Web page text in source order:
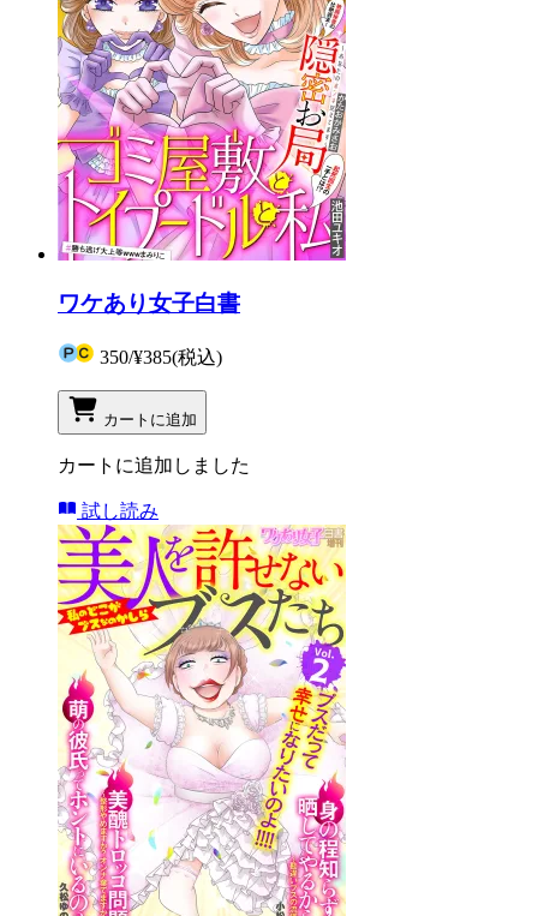
ワケあり女子白書
350/¥385(税込)
カートに追加
カートに追加しました
試し読み